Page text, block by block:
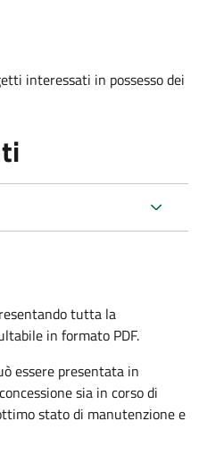
interessati in possesso dei
tutta la
in formato PDF.
essere presentata in
sia in corso di
stato di manutenzione e